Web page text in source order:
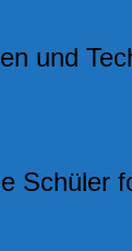
und
Schüler